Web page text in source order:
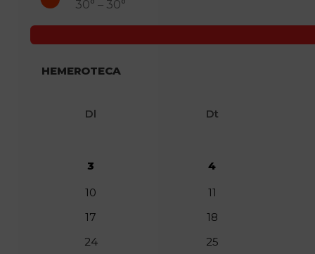
30° – 30°
HEMEROTECA
Dl Dt
3
4
10
11
17
18
24
25